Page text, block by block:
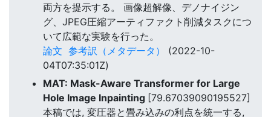
両方を提示する。 画像超解像、デノナイジン
グ、JPEG圧縮アーティファクト削減タスクにつ
いて広範な実験を行った。
論文 参考訳（メタデータ）
(2022-10-
04T07:35:01Z)
MAT: Mask-Aware Transformer for Large
Hole Image Inpainting [79.67039090195527]
本稿では, 変圧器と畳み込みの利点を統一する,